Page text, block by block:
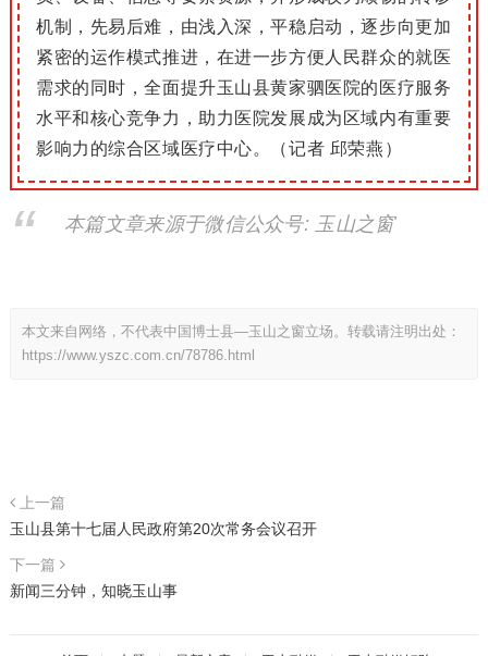
机制，先易后难，由浅入深，平稳启动，逐步向更加
紧密的运作模式推进，在进一步方便人民群众的就医
需求的同时，全面提升玉山县黄家驷医院的医疗服务
水平和核心竞争力，助力医院发展成为区域内有重要
影响力的综合区域医疗中心。（记者 邱荣燕）
本篇文章来源于微信公众号: 玉山之窗
本文来自网络，不代表中国博士县—玉山之窗立场。转载请注明出处：
https://www.yszc.com.cn/78786.html
上一篇
玉山县第十七届人民政府第20次常务会议召开
下一篇
新闻三分钟，知晓玉山事